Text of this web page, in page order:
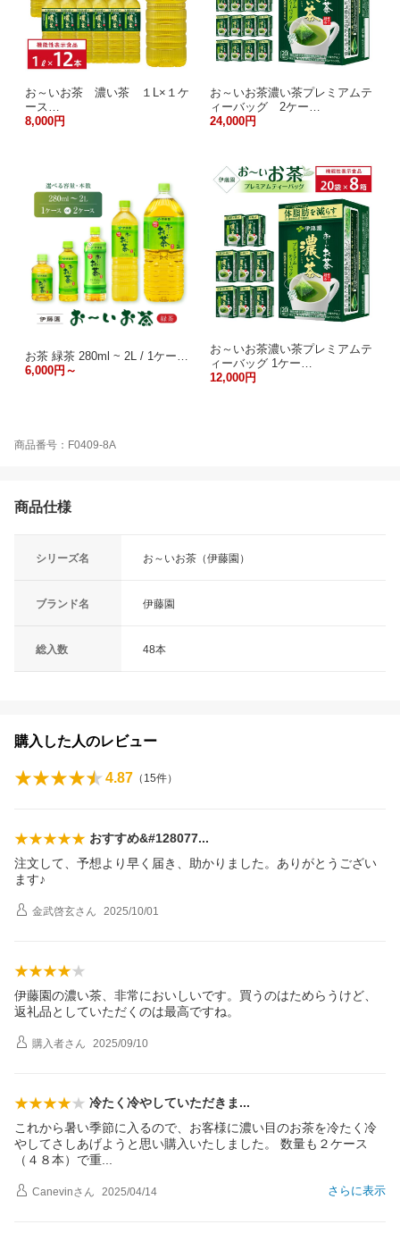
お～いお茶 濃い茶 １L×１ケ
ース…
8,000円
お～いお茶濃い茶プレミアムテ
ィーバッグ 2ケー…
24,000円
お茶 緑茶 280ml ~ 2L / 1ケー…
6,000円～
お～いお茶濃い茶プレミアムテ
ィーバッグ 1ケー…
12,000円
商品番号：F0409-8A
商品仕様
シリーズ名 お～いお茶（伊藤園）
ブランド名 伊藤園
総入数 48本
購入した人のレビュー
4.87 （ 15件）
おすすめ&#128077
注文して、予想より早く届き、助かりました。ありがとうござい
ます♪
金武啓玄さん 2025/10/01
伊藤園の濃い茶、非常においしいです。買うのはためらうけど、
返礼品としていただくのは最高ですね。
購入者さん 2025/09/10
冷たく冷やしていただき ま
これから暑い季節に入るので、お客様に濃い目のお茶を冷たく冷
やしてさしあげようと思い購入いたしました。 数量も２ケース
（４８本）で重
さらに表示
Canevinさん 2025/04/14